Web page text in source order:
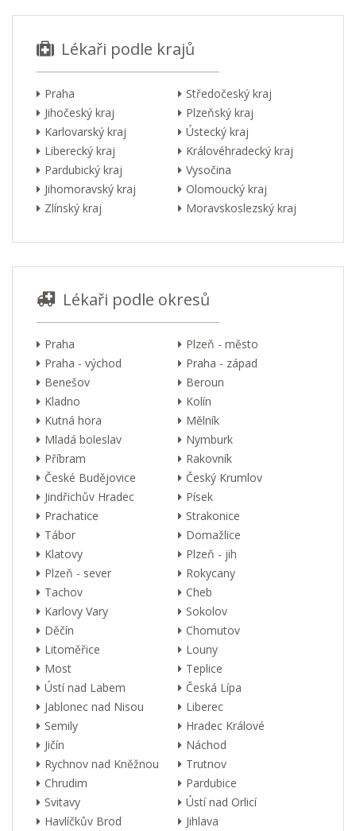
Lékaři podle krajů
Praha
Středočeský kraj
Jihočeský kraj
Plzeňský kraj
Karlovarský kraj
Ústecký kraj
Liberecký kraj
Královéhradecký kraj
Pardubický kraj
Vysočina
Jihomoravský kraj
Olomoucký kraj
Zlínský kraj
Moravskoslezský kraj
Lékaři podle okresů
Praha
Plzeň - město
Praha - východ
Praha - západ
Benešov
Beroun
Kladno
Kolín
Kutná hora
Mělník
Mladá boleslav
Nymburk
Příbram
Rakovník
České Budějovice
Český Krumlov
Jindřichův Hradec
Písek
Prachatice
Strakonice
Tábor
Domažlice
Klatovy
Plzeň - jih
Plzeň - sever
Rokycany
Tachov
Cheb
Karlovy Vary
Sokolov
Děčín
Chomutov
Litoměřice
Louny
Most
Teplice
Ústí nad Labem
Česká Lípa
Jablonec nad Nisou
Liberec
Semily
Hradec Králové
Jičín
Náchod
Rychnov nad Kněžnou
Trutnov
Chrudim
Pardubice
Svitavy
Ústí nad Orlicí
Havlíčkův Brod
Jihlava